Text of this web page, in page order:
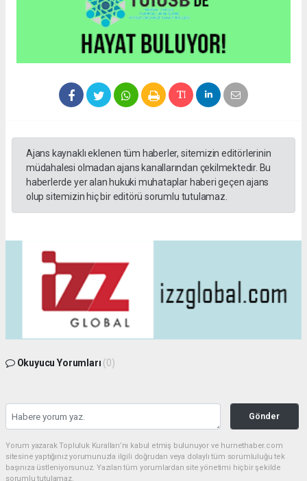
Ajans kaynaklı eklenen tüm haberler, sitemizin editörlerinin
müdahalesi olmadan ajans kanallarından çekilmektedir. Bu
haberlerde yer alan hukuki muhataplar haberi geçen ajans
olup sitemizin hiç bir editörü sorumlu tutulamaz.
Okuyucu Yorumları (0)
Gönder
Yorum yazarak Topluluk Kuralları’nı kabul etmiş bulunuyor ve hurnethaber.com
sitesine yaptığınız yorumunuzla ilgili doğrudan veya dolaylı tüm sorumluluğu tek
başınıza üstleniyorsunuz. Yazılan tüm yorumlardan site yönetimi hiçbir şekilde
sorumlu tutulamaz.